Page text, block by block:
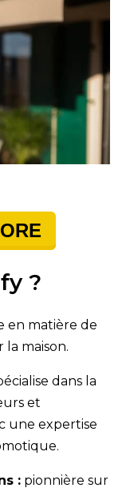
?
en matière de
maison.
dans la
et
une expertise
: pionnière sur